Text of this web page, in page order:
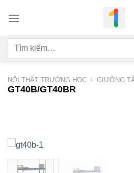
qua
dung
Tìm
NỘI THẤT TRƯỜNG HỌC / GIƯỜNG
GT40B/GT40BR